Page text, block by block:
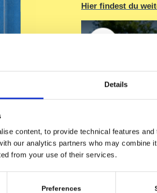
Details
content, to provide technical features
our analytics partners who may combine
from your use of their services.
Preferences
Hier findest du